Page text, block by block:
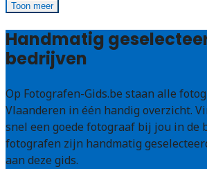
Toon meer
Handmatig
bedrijven
Op Fotografen-Gids.be staan alle
Vlaanderen in één handig overzicht.
snel een goede fotograaf bij jou in de
fotografen zijn handmatig
aan deze gids.